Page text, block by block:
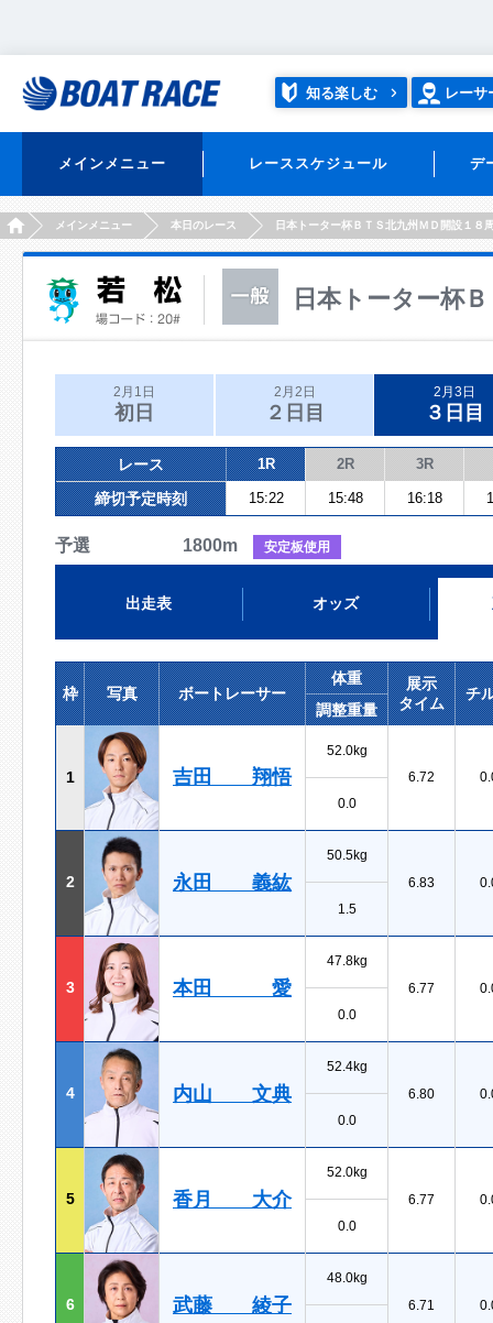
知る楽しむ レーサ
メインメニュー レーススケジュール デ
HOMEメインメニュー 本日のレース 日本トーター杯ＢＴＳ北九州ＭＤ開設１８
日本トーター杯
2月1日
初日
2月2日
２日目
2月3日
３日目
レース 1R 2R 3R
締切予定時刻 15:22 15:48 16:18
予選 1800m 安定板使用
出走表 オッズ
枠 写真 ボートレーサー
体重
展示
タイム
チ
調整重量
1 吉田 翔悟
52.0kg
6.72
0.0
2 永田 義紘
50.5kg
6.83
1.5
3 本田 愛
47.8kg
6.77
0.0
4 内山 文典
52.4kg
6.80
0.0
5 香月 大介
52.0kg
6.77
0.0
6 武藤 綾子
48.0kg
6.71